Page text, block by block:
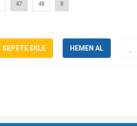
47 48 8
SEPETE EKLE HEMEN AL